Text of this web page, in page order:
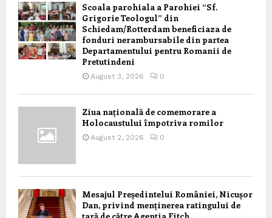
Scoala parohiala a Parohiei “Sf.
Grigorie Teologul” din
Schiedam/Rotterdam beneficiaza de
fonduri nerambursabile din partea
Departamentului pentru Romanii de
Pretutindeni
August 3, 2026 0
Ziua națională de comemorare a
Holocaustului împotriva romilor
August 2, 2026 0
Mesajul Președintelui României, Nicușor
Dan, privind menținerea ratingului de